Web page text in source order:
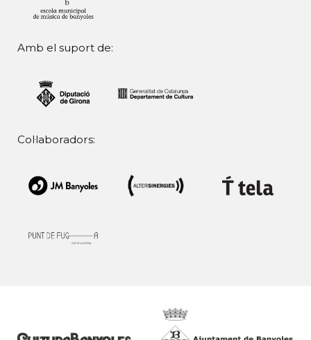
Amb el suport de:
Col·laboradors: